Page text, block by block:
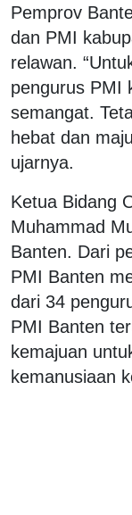
Pemprov
dan PMI
relawan.
pengurus PMI
semangat.
hebat dan
ujarnya.
Ketua Bidang
Muhammad
Banten. Dari
PMI Banten
dari 34
PMI Banten
kemajuan
kemanusiaan